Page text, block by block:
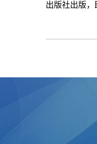
出版社出版，